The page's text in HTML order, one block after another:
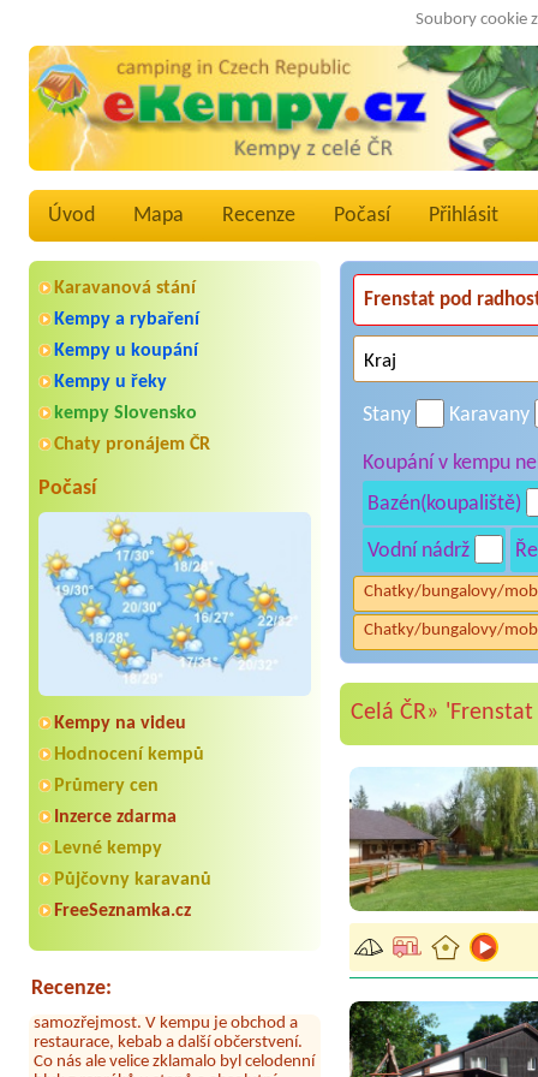
Soubory cookie
Úvod Mapa Recenze Počasí Přihlásit
Karavanová stání
Kempy a rybaření
Kempy u koupání
Kempy u řeky
kempy Slovensko
Chaty pronájem ČR
Počasí
Kempy na videu
Hodnocení kempů
Průmery cen
Inzerce zdarma
Levné kempy
Půjčovny karavanů
FreeSeznamka.cz
Recenze:
Aneta Melicharová***
Byli jsme zde v týdnu od 25.7. do 1.8.
množství návštěvníků není
restaurace, kebab a další občerstvení.
Co nás ale velice zklamalo byl celodenní
hluk z repráků u stanů a absolutní
Stany Karavany
Koupání v kempu
Bazén(koupaliště)
Vodní nádrž
Chatky/bungalovy/
Chatky/bungalovy/
Celá ČR»